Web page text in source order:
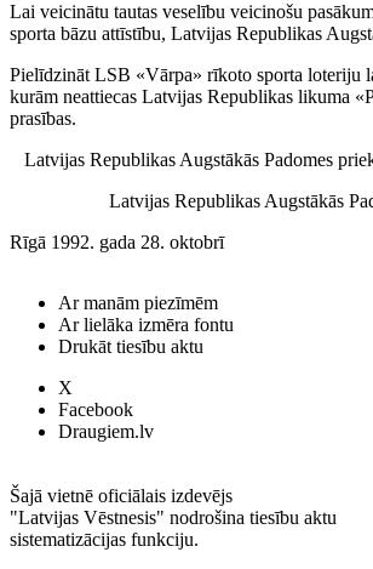
Lai veicinātu tautas veselību veicinošu
sporta bāzu attīstību, Latvijas Republikas
Pielīdzināt LSB «Vārpa» rīkoto sporta loteriju
kurām neattiecas Latvijas Republikas likuma
prasības.
Latvijas Republikas Augstākās Padomes
Latvijas Republikas Augstākās
Rīgā 1992. gada 28. oktobrī
Ar manām piezīmēm
Ar lielāka izmēra fontu
Drukāt tiesību aktu
X
Facebook
Draugiem.lv
Šajā vietnē oficiālais izdevējs
"Latvijas Vēstnesis" nodrošina tiesību aktu
sistematizācijas funkciju.